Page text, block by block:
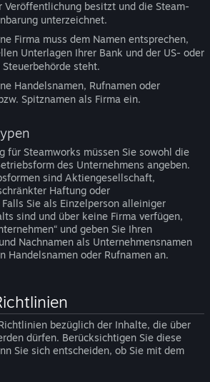
Veröffentlichung besitzt und die Steam-
unterzeichnet.
Firma muss dem Namen entsprechen,
Unterlagen Ihrer Bank und der US- oder
steht.
Handelsnamen, Rufnamen oder
Spitznamen als Firma ein.
für Steamworks müssen Sie sowohl die
des Unternehmens angeben.
sind Aktiengesellschaft,
Haftung oder
Sie als Einzelperson alleiniger
sind und über keine Firma verfügen,
und geben Sie Ihren
Nachnamen als Unternehmensnamen
Handelsnamen oder Rufnamen an.
bezüglich der Inhalte, die über
dürfen. Berücksichtigen Sie diese
Sie sich entscheiden, ob Sie mit dem